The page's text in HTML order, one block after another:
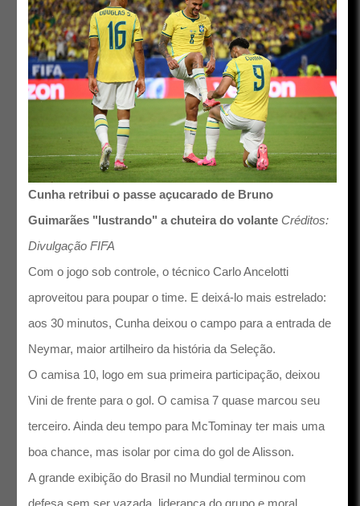
Cunha retribui o passe açucarado de Bruno
Guimarães "lustrando" a chuteira do volante Créditos:
Divulgação FIFA
Com o jogo sob controle, o técnico Carlo Ancelotti
aproveitou para poupar o time. E deixá-lo mais estrelado:
aos 30 minutos, Cunha deixou o campo para a entrada de
Neymar, maior artilheiro da história da Seleção.
O camisa 10, logo em sua primeira participação, deixou
Vini de frente para o gol. O camisa 7 quase marcou seu
terceiro. Ainda deu tempo para McTominay ter mais uma
boa chance, mas isolar por cima do gol de Alisson.
A grande exibição do Brasil no Mundial terminou com